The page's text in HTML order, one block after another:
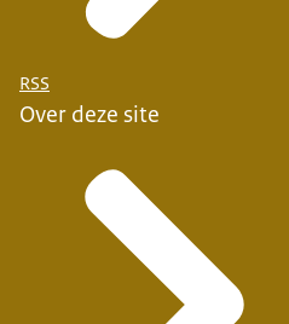
RSS
Over deze site